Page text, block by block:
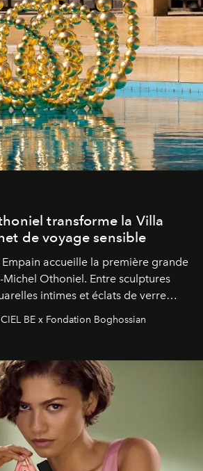
transforme la Villa
de voyage sensible
accueille la première grande
Othoniel. Entre sculptures
intimes et éclats de verre
œuvre devient le souvenir
BE x Fondation Boghossian